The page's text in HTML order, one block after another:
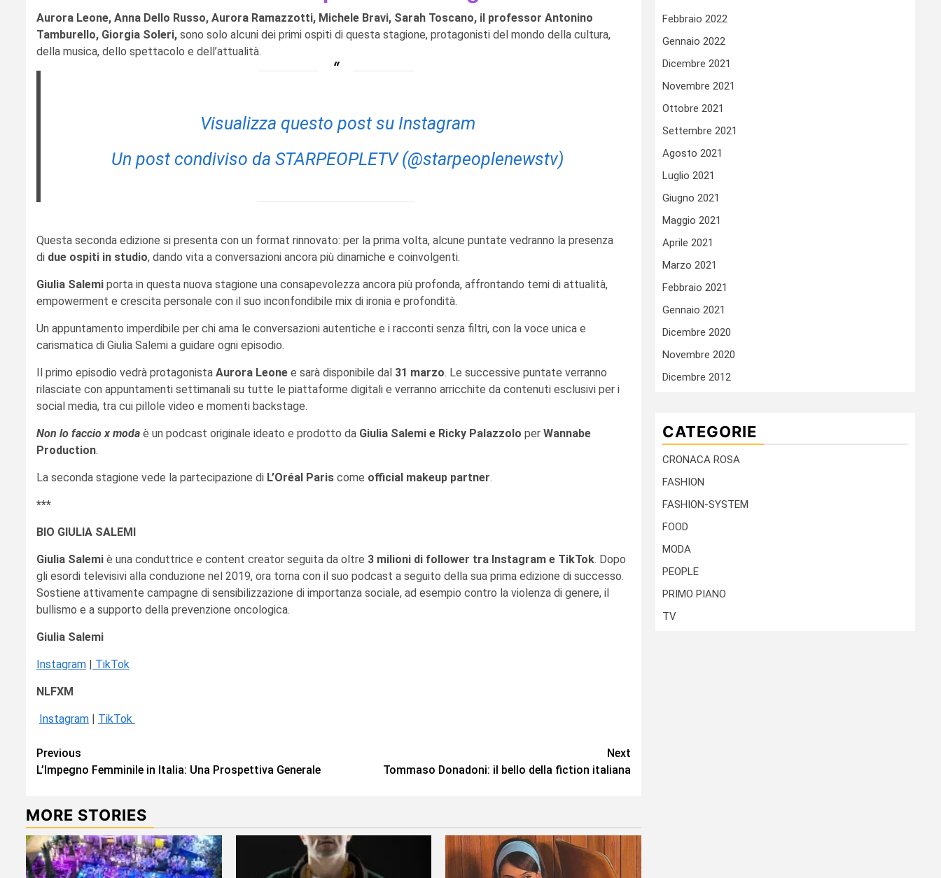
Aurora Leone, Anna Dello Russo, Aurora Ramazzotti, Michele Bravi, Sarah Toscano, il professor Antonino
Tamburello, Giorgia Soleri, sono solo alcuni dei primi ospiti di questa stagione, protagonisti del mondo della cultura,
della musica, dello spettacolo e dell’attualità.
Visualizza questo post su Instagram
Un post condiviso da STARPEOPLETV (@starpeoplenewstv)
Questa seconda edizione si presenta con un format rinnovato: per la prima volta, alcune puntate vedranno la presenza
di due ospiti in studio, dando vita a conversazioni ancora più dinamiche e coinvolgenti.
Giulia Salemi porta in questa nuova stagione una consapevolezza ancora più profonda, affrontando temi di attualità,
empowerment e crescita personale con il suo inconfondibile mix di ironia e profondità.
Un appuntamento imperdibile per chi ama le conversazioni autentiche e i racconti senza filtri, con la voce unica e
carismatica di Giulia Salemi a guidare ogni episodio.
Il primo episodio vedrà protagonista Aurora Leone e sarà disponibile dal 31 marzo. Le successive puntate verranno
rilasciate con appuntamenti settimanali su tutte le piattaforme digitali e verranno arricchite da contenuti esclusivi per i
social media, tra cui pillole video e momenti backstage.
Non lo faccio x moda è un podcast originale ideato e prodotto da Giulia Salemi e Ricky Palazzolo per Wannabe
Production.
La seconda stagione vede la partecipazione di L’Oréal Paris come official makeup partner.
***
BIO GIULIA SALEMI
Giulia Salemi è una conduttrice e content creator seguita da oltre 3 milioni di follower tra Instagram e TikTok. Dopo
gli esordi televisivi alla conduzione nel 2019, ora torna con il suo podcast a seguito della sua prima edizione di successo.
Sostiene attivamente campagne di sensibilizzazione di importanza sociale, ad esempio contro la violenza di genere, il
bullismo e a supporto della prevenzione oncologica.
Giulia Salemi
Instagram TikTok
NLFXM
Instagram TikTok
Continue
Reading
Previous
L’Impegno Femminile in Italia: Una Prospettiva Generale
Next
Tommaso Donadoni: il bello della fiction italiana
MORE STORIES
Febbraio 2022
Gennaio 2022
Dicembre 2021
Novembre 2021
Ottobre 2021
Settembre 2021
Agosto 2021
Luglio 2021
Giugno 2021
Maggio 2021
Aprile 2021
Marzo 2021
Febbraio 2021
Gennaio 2021
Dicembre 2020
Novembre 2020
Dicembre 2012
CATEGORIE
CRONACA ROSA
FASHION
FASHION-SYSTEM
FOOD
MODA
PEOPLE
PRIMO PIANO
TV